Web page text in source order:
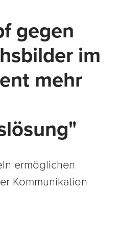
gegen
im
mehr
ermöglichen
Kommunikation